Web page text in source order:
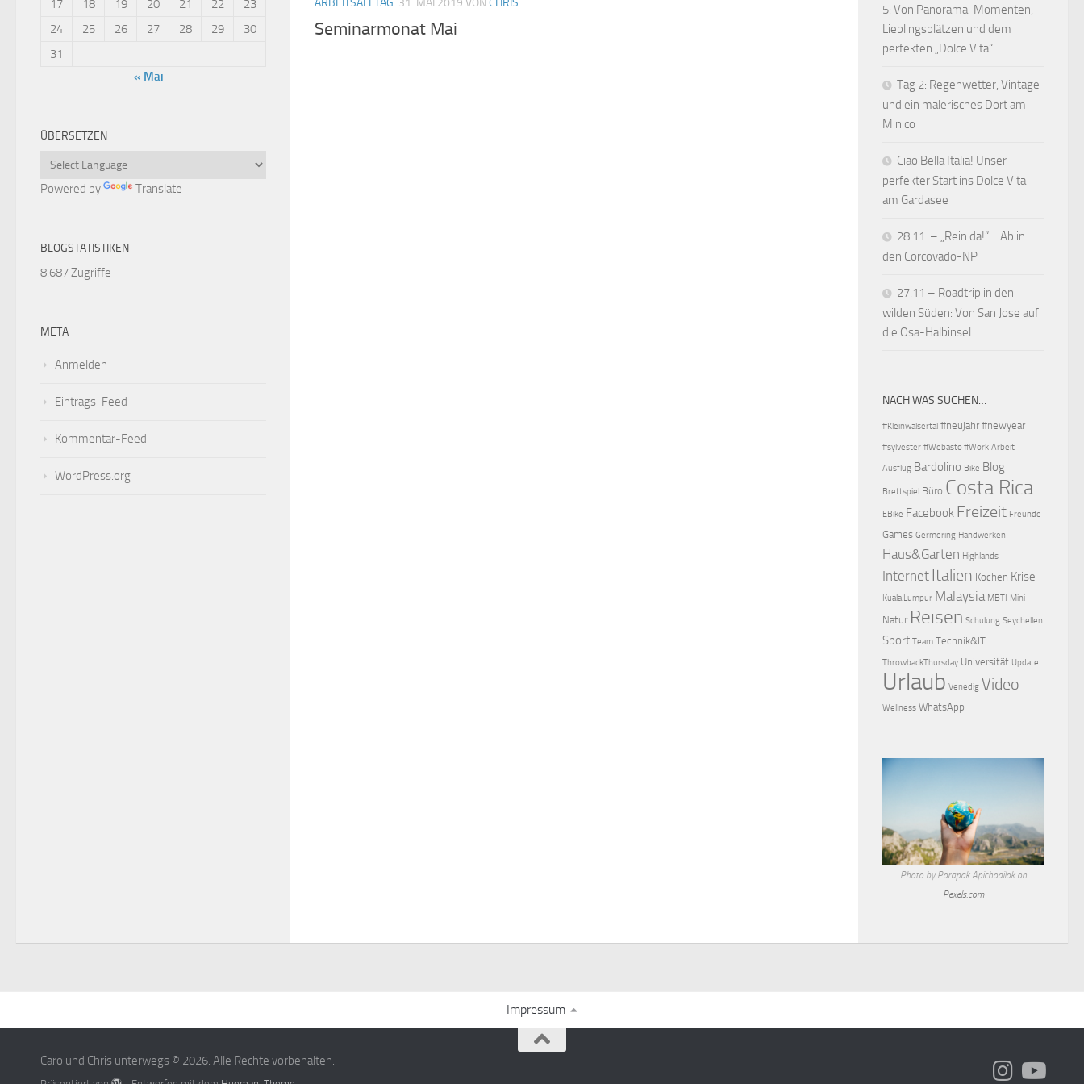
Seminarmonat Mai
17
18 19 20 21 22
23
24
25 26 27 28 29
30
31
« Mai
ÜBERSETZEN
Powered by Translate
BLOGSTATISTIKEN
8.687 Zugriffe
META
Anmelden
Eintrags-Feed
Kommentar-Feed
WordPress.org
5: Von Panorama-Momenten,
Lieblingsplätzen und dem
perfekten „Dolce Vita“
Tag 2: Regenwetter, Vintage
und ein malerisches Dort am
Minico
Ciao Bella Italia! Unser
perfekter Start ins Dolce Vita
am Gardasee
28.11. – „Rein da!“… Ab in
den Corcovado-NP
27.11 – Roadtrip in den
wilden Süden: Von San Jose auf
die Osa-Halbinsel
NACH WAS SUCHEN…
#Kleinwalsertal #neujahr #newyear
#sylvester #Webasto #Work Arbeit
Ausflug Bardolino Bike Blog
Brettspiel Büro Costa Rica
EBike Facebook Freizeit Freunde
Games Germering Handwerken
Haus&Garten Highlands
Internet Italien Kochen Krise
Kuala Lumpur Malaysia MBTI Mini
Natur Reisen Schulung Seychellen
Sport Team Technik&IT
ThrowbackThursday Universität Update
Urlaub Venedig Video
Wellness WhatsApp
Photo by Porapak Apichodilok on
Pexels.com
Impressum
Caro und Chris unterwegs © 2026. Alle Rechte vorbehalten.